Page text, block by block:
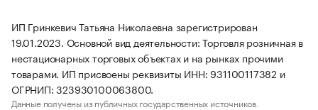
ИП Гринкевич Татьяна Николаевна зарегистрирован
19.01.2023. Основной вид деятельности: Торговля розничная в
нестационарных торговых объектах и на рынках прочими
товарами. ИП присвоены реквизиты ИНН: 931100117382 и
ОГРНИП: 323930100063800.
Данные получены из публичных государственных источников.